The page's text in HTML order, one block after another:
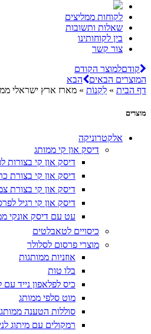
לקוחות ממליצים
שאלות ותשובות
בין לקוחותינו
צור קשר
קודםלמוצר הקודם
המוצרים הבאים
הבא
דף הבית » לִקְנוֹת » מארז ארץ ישראלי
מוצרים
אלקטרוניקה
דיסק און קי ממותג
דיסק און קי בצורות
דיסק און קי בצורת
דיסק און קי בצורת
דיסק און קי רגיל
עט עם דיסק אונקי
כיסויים לטאבלטים
מוצרי פרסום לסלולר
אוזניות ממותגות
בלו טות
כיס לפלאפון נייד עם
מוט סלפי ממותג
סוללות הטענה
רמקולים עם מיתוג